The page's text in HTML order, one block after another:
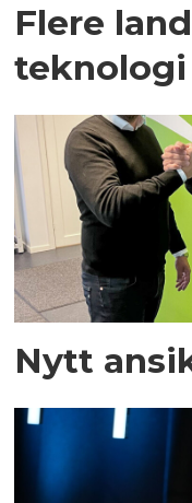
Flere
teknologi
Nytt